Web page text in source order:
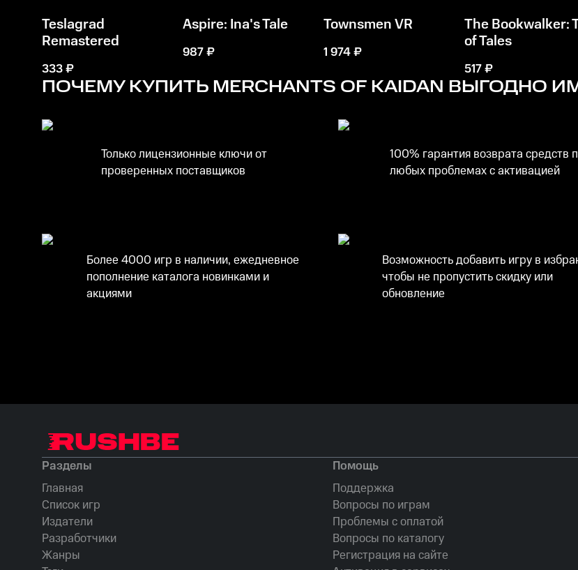
Teslagrad
Remastered
333₽
Aspire: Ina's Tale
987₽
Townsmen VR
1 974₽
The Bookwalker:
of Tales
517₽
ПОЧЕМУ КУПИТЬ MERCHANTS OF KAIDAN ВЫГОДНО
Только лицензионные ключи от
проверенных поставщиков
100% гарантия возврата средств
любых проблемах с активацией
Более 4000 игр в наличии, ежедневное
пополнение каталога новинками и
акциями
Возможность добавить игру в
чтобы не пропустить скидку или
обновление
Разделы
Главная
Список игр
Издатели
Разработчики
Жанры
Помощь
Поддержка
Вопросы по играм
Проблемы с оплатой
Вопросы по каталогу
Регистрация на сайте